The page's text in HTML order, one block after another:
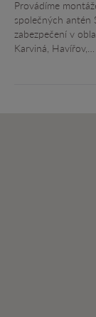
Provádíme
společných antén
zabezpečení v
Karviná, Havířov,…